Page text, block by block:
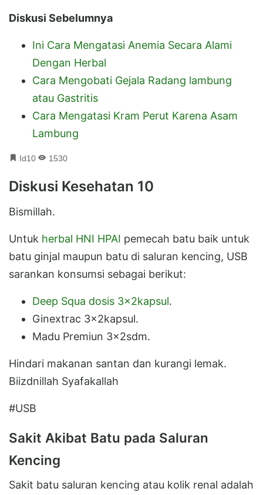
Diskusi Sebelumnya
Ini Cara Mengatasi Anemia Secara Alami
Dengan Herbal
Cara Mengobati Gejala Radang lambung
atau Gastritis
Cara Mengatasi Kram Perut Karena Asam
Lambung
Id10 1530
Diskusi Kesehatan 10
Bismillah.
Untuk herbal HNI HPAI pemecah batu baik untuk
batu ginjal maupun batu di saluran kencing, USB
sarankan konsumsi sebagai berikut:
Deep Squa dosis 3x2kapsul.
Ginextrac 3x2kapsul.
Madu Premiun 3x2sdm.
Hindari makanan santan dan kurangi lemak.
Biizdnillah Syafakallah
#USB
Sakit Akibat Batu pada Saluran
Kencing
Sakit batu saluran kencing atau kolik renal adalah